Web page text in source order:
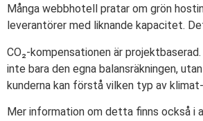
Många webbhotell pratar om grön
leverantörer med liknande kapacitet.
CO₂-kompensationen är
inte bara den egna balansräkningen,
kunderna kan förstå vilken typ av
Mer information om detta finns också i